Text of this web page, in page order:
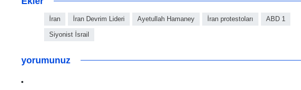
İran İran Devrim Lideri Ayetullah Hamaney İran protestoları ABD 1
Siyonist İsrail
yorumunuz